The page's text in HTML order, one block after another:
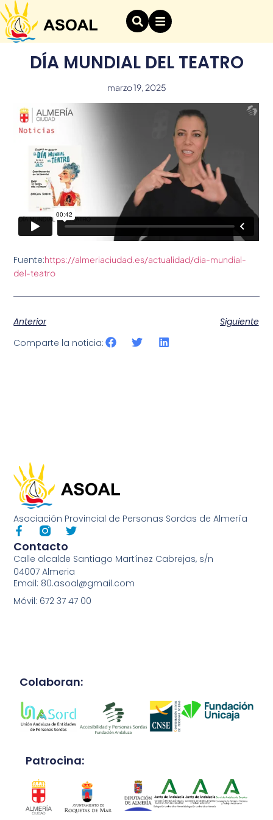
DÍA MUNDIAL DEL TEATRO
marzo 19, 2025
Fuente:https://almeriaciudad.es/actualidad/dia-mundial-
del-teatro
Anterior
Siguiente
Comparte la noticia:
Asociación Provincial de Personas Sordas de Almería
Contacto
Calle alcalde Santiago Martínez Cabrejas, s/n
04007 Almeria
Email: 80.asoal@gmail.com
Móvil: 672 37 47 00
Colaboran:
Patrocina: